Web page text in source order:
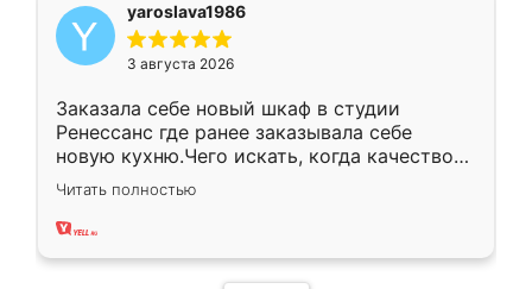
yaroslava1986
3 августа 2026
Заказала себе новый шкаф в студии
Ренессанс где ранее заказывала себе
новую кухню.Чего искать, когда качеством
вполне довольна. Служит кухня уже почти
два года, нареканий нет.
Читать полностью